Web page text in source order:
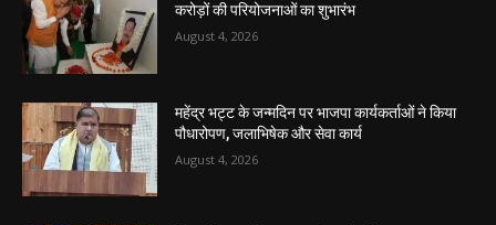
करोड़ों की परियोजनाओं का शुभारंभ
August 4, 2026
महेंद्र भट्ट के जन्मदिन पर भाजपा कार्यकर्ताओं ने किया
पौधारोपण, जलाभिषेक और सेवा कार्य
August 4, 2026